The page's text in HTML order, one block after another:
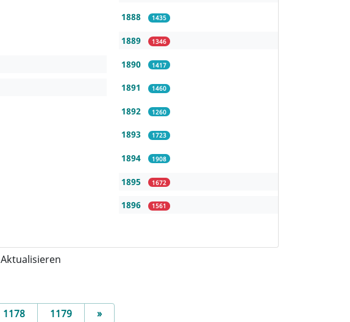
1888 1435
1889 1346
1890 1417
1891 1460
1892 1260
1893 1723
1894 1908
1895 1672
1896 1561
Aktualisieren
1178 1179 »Next